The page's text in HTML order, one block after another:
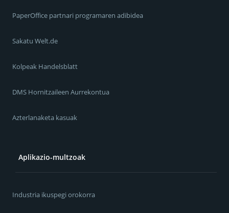
PaperOffice partnari programaren adibidea
Sakatu Welt.de
Kolpeak Handelsblatt
DMS Hornitzaileen Aurrekontua
Azterlanaketa kasuak
Aplikazio-multzoak
Industria ikuspegi orokorra